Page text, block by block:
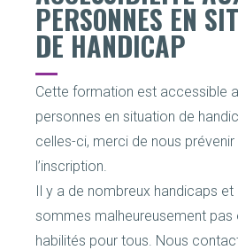
PERSONNES EN
DE HANDICAP
Cette formation est accessible
personnes en situation de
celles-ci, merci de nous
l’inscription.
Il y a de nombreux handicaps et
sommes malheureusement pas
habilités pour tous. Nous